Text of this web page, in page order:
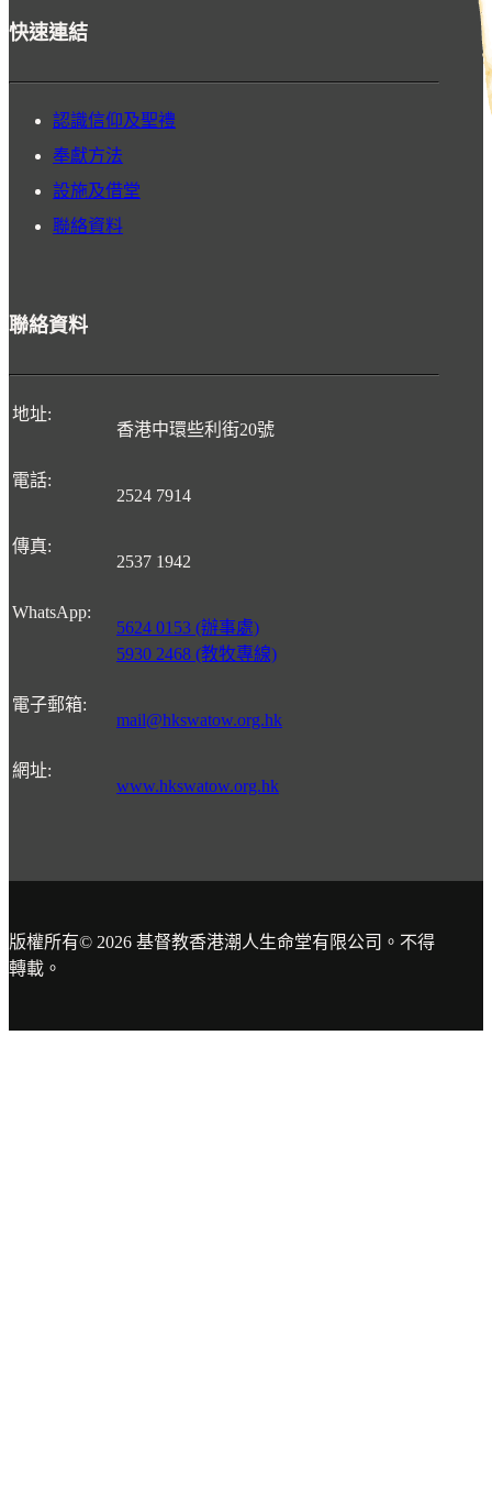
快速連結
認識信仰及聖禮
奉獻方法
設施及借堂
聯絡資料
聯絡資料
地址:
香港中環些利街20號
電話:
2524 7914
傳真:
2537 1942
WhatsApp:
5624 0153 (辦事處)
5930 2468 (教牧專線)
電子郵箱:
mail@hkswatow.org.hk
網址:
www.hkswatow.org.hk
版權所有© 2026 基督教香港潮人生命堂有限公司。不得
轉載。